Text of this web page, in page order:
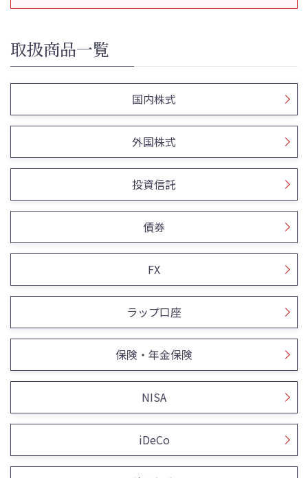
取扱商品一覧
国内株式
外国株式
投資信託
債券
FX
ラップ口座
保険・年金保険
NISA
iDeCo